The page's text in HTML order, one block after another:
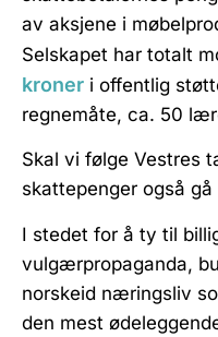
av aksjene i
Selskapet har totalt
kroner i offentlig
regnemåte, ca. 50
Skal vi følge Vestres
skattepenger også
I stedet for å ty til
vulgærpropaganda,
norskeid næringsliv
den mest